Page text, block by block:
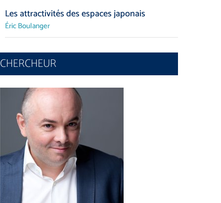
Les attractivités des espaces japonais
Éric Boulanger
CHERCHEUR